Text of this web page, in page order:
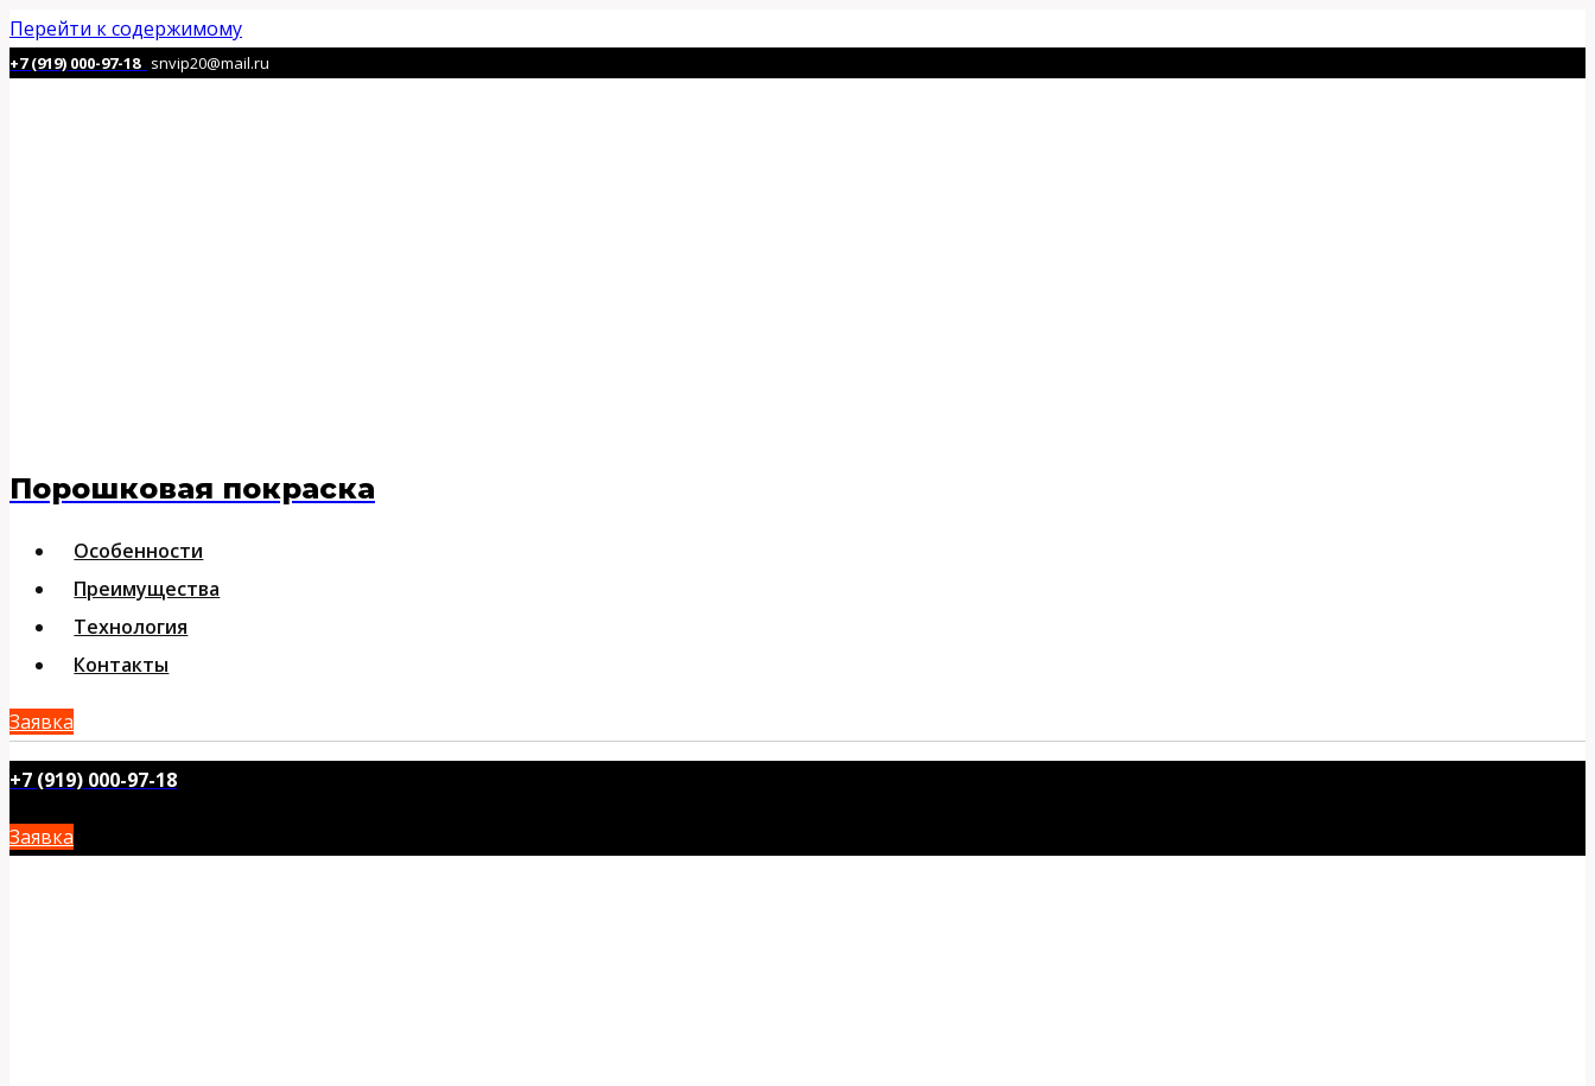
Перейти к содержимому
+7 (919) 000-97-18 snvip20@mail.ru
Порошковая покраска
Особенности
Преимущества
Технология
Контакты
Заявка
+7 (919) 000-97-18
Заявка